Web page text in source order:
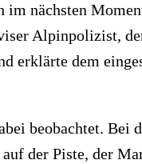
im nächsten
Alpinpolizist,
erklärte dem
beobachtet. Bei
der Piste, der